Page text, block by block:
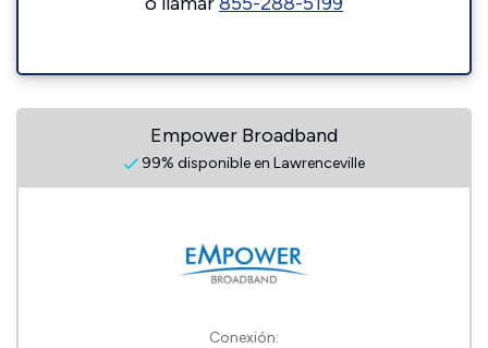
Empower Broadband
99% disponible en Lawrenceville
Conexión: